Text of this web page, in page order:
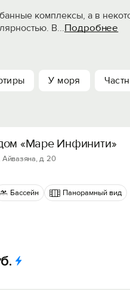
комплексы, а в
В...Подробнее
У моря
«Маре Инфинити»
Айвазяна, д. 20
Бассейн Панорамный вид